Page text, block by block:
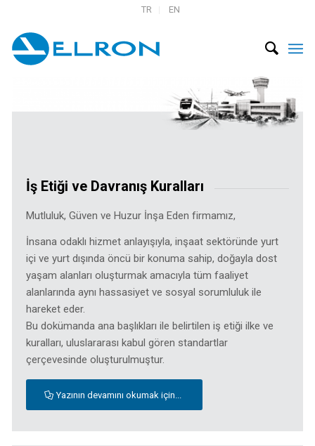
TR EN
İş Etiği ve Davranış Kuralları
Mutluluk, Güven ve Huzur İnşa Eden firmamız,
İnsana odaklı hizmet anlayışıyla, inşaat sektöründe yurt
içi ve yurt dışında öncü bir konuma sahip, doğayla dost
yaşam alanları oluşturmak amacıyla tüm faaliyet
alanlarında aynı hassasiyet ve sosyal sorumluluk ile
hareket eder.
Bu dokümanda ana başlıkları ile belirtilen iş etiği ilke ve
kuralları, uluslararası kabul gören standartlar
çerçevesinde oluşturulmuştur.
Yazının devamını okumak için...